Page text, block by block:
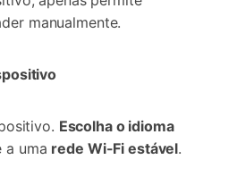
manualmente.
Escolha o idioma
a uma rede Wi-Fi estável.